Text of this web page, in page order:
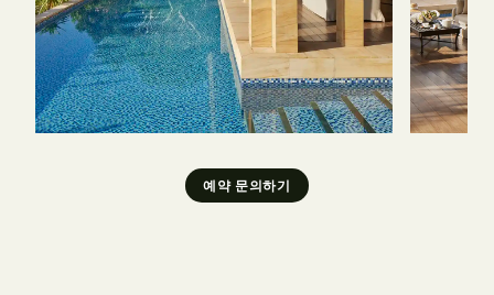
예약 문의하기